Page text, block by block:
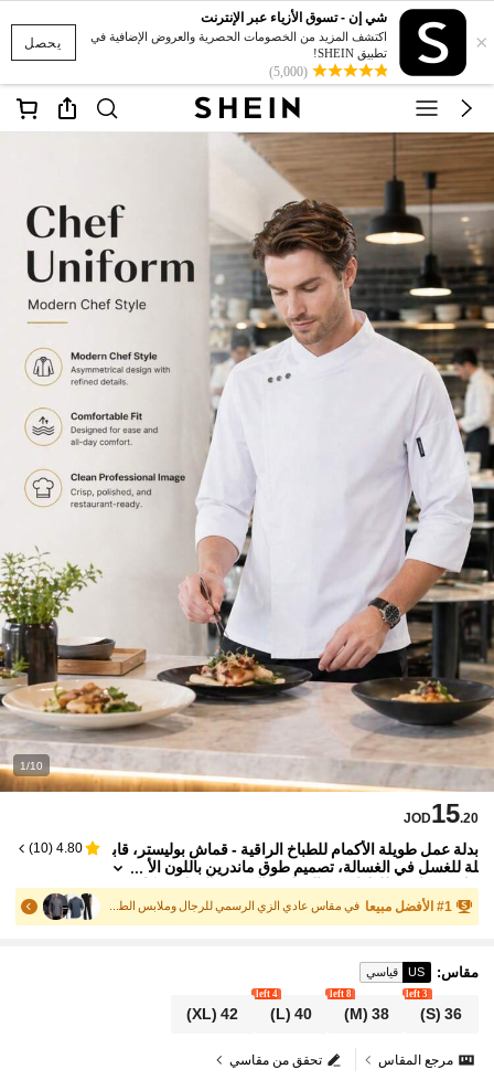
يحصل ×
شي إن - تسوق الأزياء عبر الإنترنت
اكتشف المزيد من الخصومات الحصرية والعروض الإضافية في
تطبيق SHEIN!
(5,000)
1/10
JOD15.20
بدلة عمل طويلة الأكمام للطباخ الراقية - قماش بوليستر، قاب
لة للغسل في الغسالة، تصميم طوق ماندرين باللون الأ
حادي، مناسبة للطهاة في المطبخ والمخبز والمطعم وكا
فتيريا المدرسة
4.80
(
10
)
#1 الأفضل مبيعا في مقاس عادي الزي الرسمي للرجال وملابس الطهاة والف
مقاس:
US قياسي
36
(S)
3 left
38
(M)
8 left
40
(L)
4 left
42
(XL)
تحقق من مقاسي مرجع المقاس